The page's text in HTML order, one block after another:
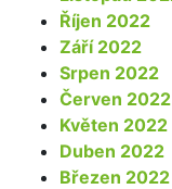
Říjen 2022
Září 2022
Srpen 2022
Červen 2022
Květen 2022
Duben 2022
Březen 2022